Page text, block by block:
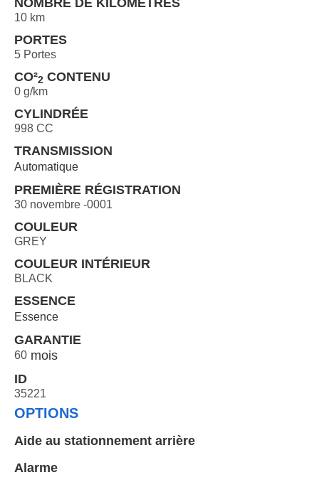
10 km
PORTES
5 Portes
CO²2 CONTENU
0 g/km
CYLINDRÉE
998 CC
TRANSMISSION
Automatique
PREMIÈRE RÉGISTRATION
30 novembre -0001
COULEUR
GREY
COULEUR INTÉRIEUR
BLACK
ESSENCE
Essence
GARANTIE
60
ID
35221
OPTIONS
Aide au stationnement arrière
Alarme